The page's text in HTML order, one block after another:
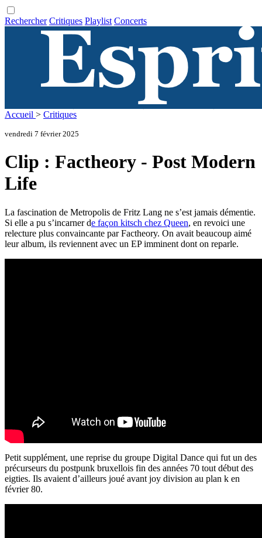
Rechercher Critiques Playlist Concerts
Accueil > Critiques
vendredi 7 février 2025
Clip : Factheory - Post Modern
Life
La fascination de Metropolis de Fritz Lang ne s’est jamais démentie.
Si elle a pu s’incarner de façon kitsch chez Queen, en revoici une
relecture plus convaincante par Factheory. On avait beaucoup aimé
leur album, ils reviennent avec un EP imminent dont on reparle.
Petit supplément, une reprise du groupe Digital Dance qui fut un des
précurseurs du postpunk bruxellois fin des années 70 tout début des
eigties. Ils avaient d’ailleurs joué avant joy division au plan k en
février 80.